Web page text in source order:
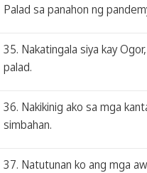
Palad sa panahon ng
35. Nakatingala siya kay
palad.
36. Nakikinig ako sa mga
simbahan.
37. Natutunan ko ang mga